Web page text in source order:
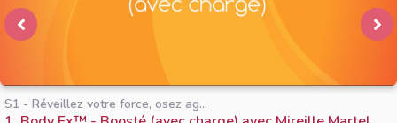
S1 - Réveillez votre force, osez ag...